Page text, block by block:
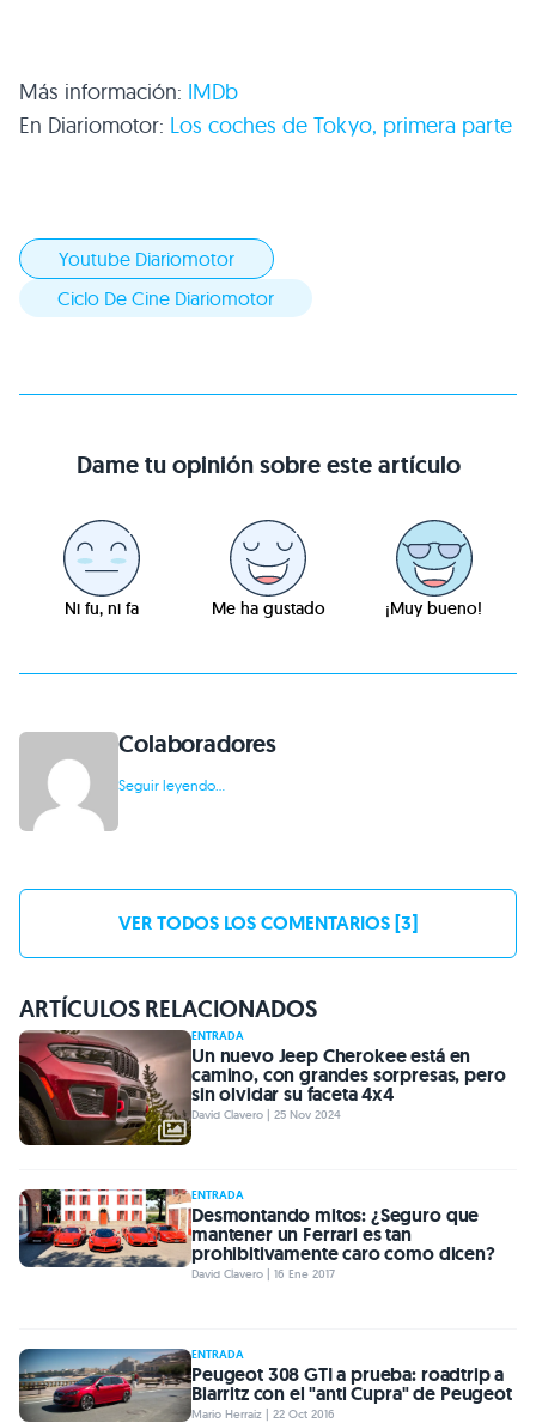
Más información: IMDb
En Diariomotor: Los coches de Tokyo, primera parte
Youtube Diariomotor
Ciclo De Cine Diariomotor
Dame tu opinión sobre este artículo
Ni fu, ni fa Me ha gustado ¡Muy bueno!
Colaboradores
Seguir leyendo...
VER TODOS LOS COMENTARIOS [3]
ARTÍCULOS RELACIONADOS
ENTRADA
Un nuevo Jeep Cherokee está en
camino, con grandes sorpresas, pero
sin olvidar su faceta 4x4
David Clavero | 25 Nov 2024
ENTRADA
Desmontando mitos: ¿Seguro que
mantener un Ferrari es tan
prohibitivamente caro como dicen?
David Clavero | 16 Ene 2017
ENTRADA
Peugeot 308 GTI a prueba: roadtrip a
Biarritz con el "anti Cupra" de Peugeot
Mario Herraiz | 22 Oct 2016